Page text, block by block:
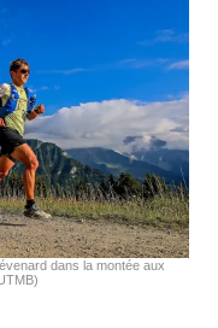
dans la montée aux